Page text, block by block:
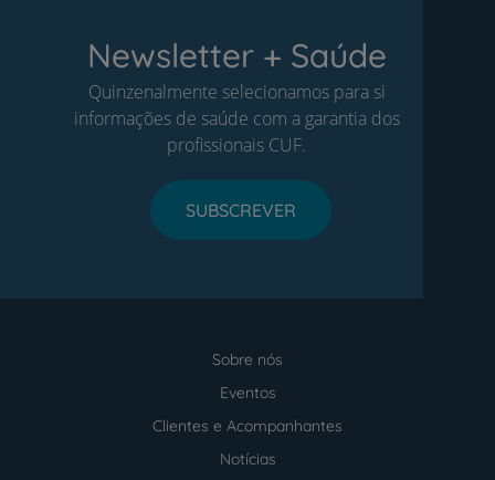
Newsletter + Saúde
Quinzenalmente selecionamos para si
informações de saúde com a garantia dos
profissionais CUF.
SUBSCREVER
Sobre nós
Eventos
Clientes e Acompanhantes
Notícias